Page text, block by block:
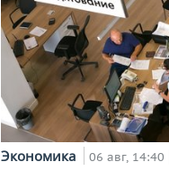
Экономика 06 авг, 14:40